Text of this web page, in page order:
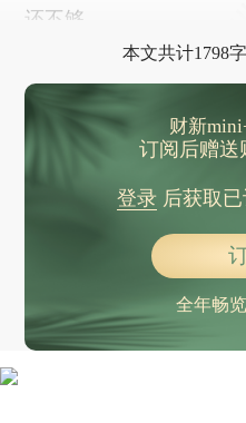
还不够。
本文共计1798
财新
订阅后赠送
登录后获取已
全年畅